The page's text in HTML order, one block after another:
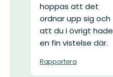
hoppas att det
ordnar upp sig och
att du i övrigt hade
en fin vistelse där.
Rapportera